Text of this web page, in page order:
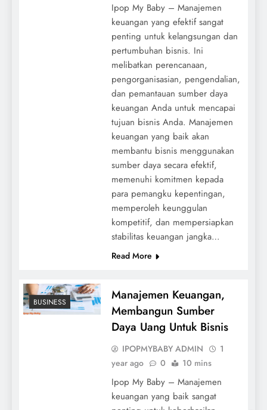
Ipop My Baby – Manajemen
keuangan yang efektif sangat
penting untuk kelangsungan dan
pertumbuhan bisnis. Ini
melibatkan perencanaan,
pengorganisasian, pengendalian,
dan pemantauan sumber daya
keuangan Anda untuk mencapai
tujuan bisnis Anda. Manajemen
keuangan yang baik akan
membantu bisnis menggunakan
sumber daya secara efektif,
memenuhi komitmen kepada
para pemangku kepentingan,
memperoleh keunggulan
kompetitif, dan mempersiapkan
stabilitas keuangan jangka…
Read More
BUSINESS
Manajemen Keuangan,
Membangun Sumber
Daya Uang Untuk Bisnis
IPOPMYBABY ADMIN
1
year ago
0 10 mins
Ipop My Baby – Manajemen
keuangan yang baik sangat